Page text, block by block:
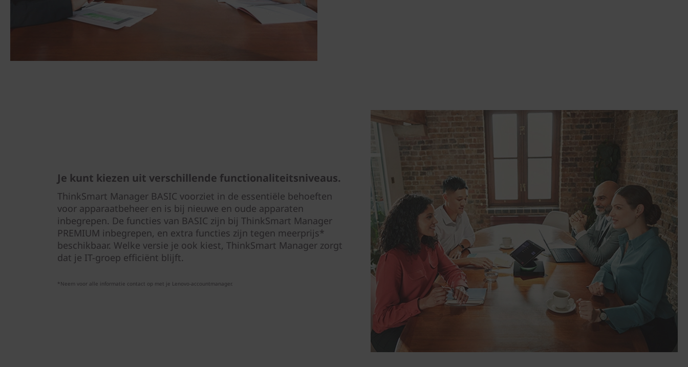
Je kunt kiezen uit verschillende functionaliteitsniveaus.
ThinkSmart Manager BASIC voorziet in de essentiële behoeften
voor apparaatbeheer en is bij nieuwe en oude apparaten
inbegrepen. De functies van BASIC zijn bij ThinkSmart Manager
PREMIUM inbegrepen, en extra functies zijn tegen meerprijs*
beschikbaar. Welke versie je ook kiest, ThinkSmart Manager zorgt
dat je IT-groep efficiënt blijft.
*Neem voor alle informatie contact op met je Lenovo-accountmanager.